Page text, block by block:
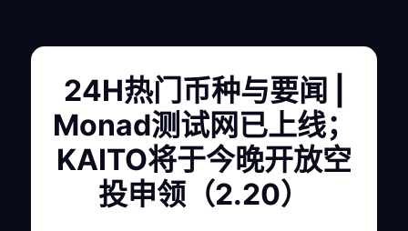
24H热门币种与要闻 |
Monad测试网已上线；
KAITO将于今晚开放空
投申领（2.20）